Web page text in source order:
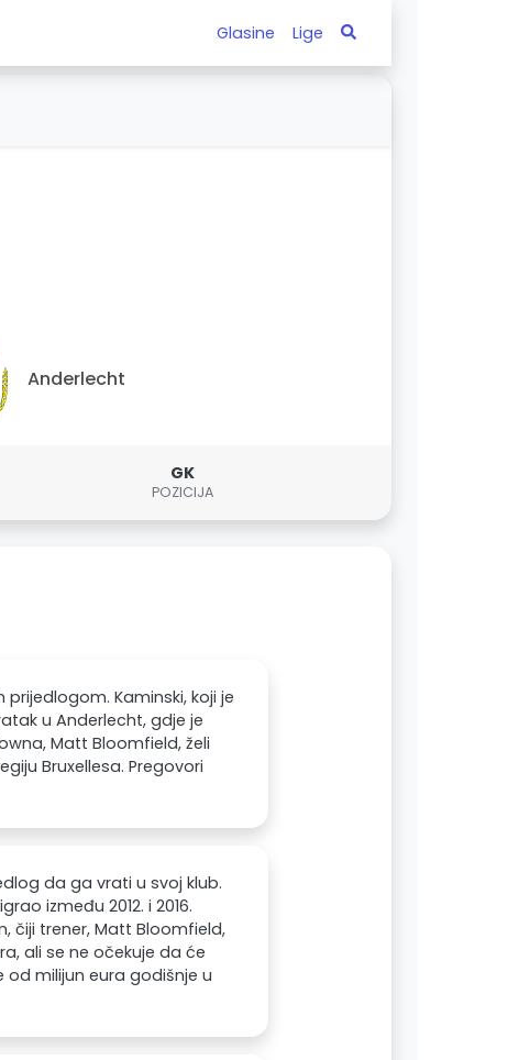
Glasine Lige
Anderlecht
GK
POZICIJA
Kaminski, koji je
u Anderlecht, gdje je
Matt Bloomfield, želi
Bruxellesa. Pregovori
da ga vrati u svoj klub.
između 2012. i 2016.
čiji trener, Matt Bloomfield,
ali se ne očekuje da će
milijun eura godišnje u